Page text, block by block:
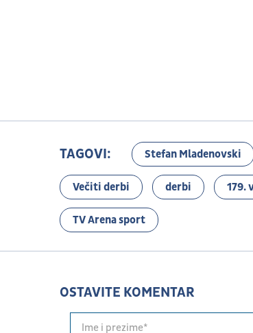
TAGOVI: Stefan Mladenovski
Večiti derbi derbi 179.
TV Arena sport
OSTAVITE KOMENTAR